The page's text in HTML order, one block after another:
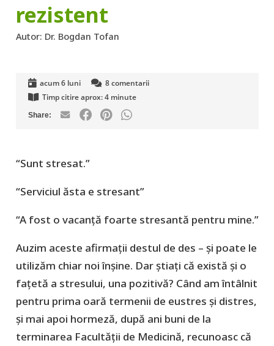
rezistent
Autor: Dr. Bogdan Tofan
acum 6 luni 8comentarii
Timp citire aprox: 4 minute
“Sunt stresat.”
“Serviciul ăsta e stresant”
“A fost o vacanţă foarte stresantă pentru mine.”
Auzim aceste afirmaţii destul de des – şi poate le
utilizăm chiar noi înşine. Dar ştiaţi că există şi o
faţetă a stresului, una pozitivă? Când am întâlnit
pentru prima oară termenii de eustres şi distres,
şi mai apoi hormeză, după ani buni de la
terminarea Facultăţii de Medicină, recunoasc că